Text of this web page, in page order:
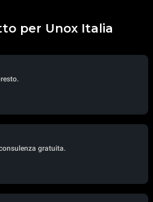
per Unox Italia
gratuita.